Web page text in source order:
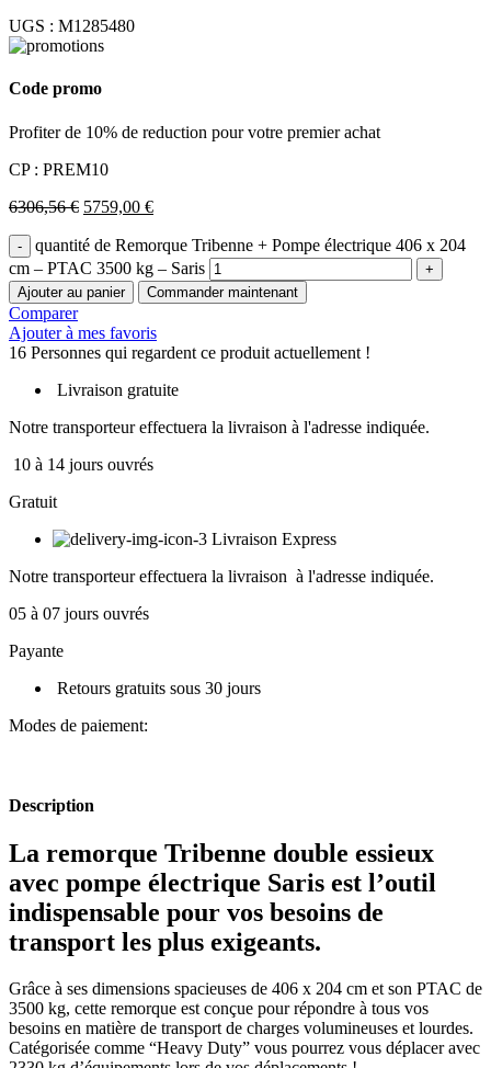
UGS : M1285480
Code promo
Profiter de 10% de reduction pour votre premier achat
CP : PREM10
6306,56€ 5759,00 €
quantité de Remorque Tribenne + Pompe électrique 406 x 204
cm – PTAC 3500 kg – Saris
Ajouter au panier Commander maintenant
Comparer
Ajouter à mes favoris
16 Personnes qui regardent ce produit actuellement !
Livraison gratuite
Notre transporteur effectuera la livraison à l'adresse indiquée.
10 à 14 jours ouvrés
Gratuit
Livraison Express
Notre transporteur effectuera la livraison à l'adresse indiquée.
05 à 07 jours ouvrés
Payante
Retours gratuits sous 30 jours
Modes de paiement:
Description
La remorque Tribenne double essieux
avec pompe électrique Saris est l’outil
indispensable pour vos besoins de
transport les plus exigeants.
Grâce à ses dimensions spacieuses de 406 x 204 cm et son PTAC de
3500 kg, cette remorque est conçue pour répondre à tous vos
besoins en matière de transport de charges volumineuses et lourdes.
Catégorisée comme “Heavy Duty” vous pourrez vous déplacer avec